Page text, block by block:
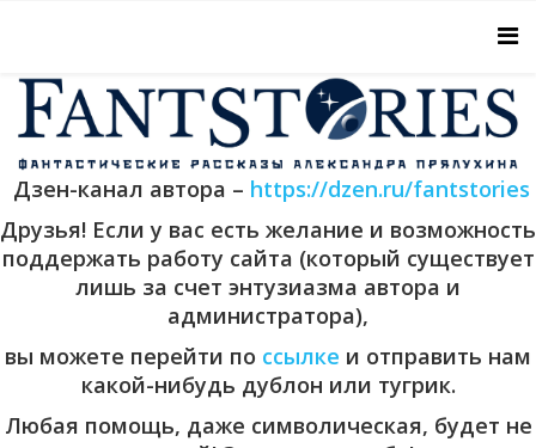
Дзен-канал автора – https://dzen.ru/fantstories
Друзья! Если у вас есть желание и возможность
поддержать работу сайта (который существует
лишь за счет энтузиазма автора и
администратора),
вы можете перейти по ссылке и отправить нам
какой-нибудь дублон или тугрик.
Любая помощь, даже символическая, будет не